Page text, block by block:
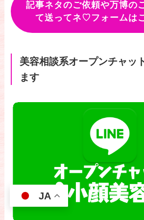
記事ネタのご依頼や万博の
て送ってネ♡フォームは
美容相談系オープンチャッ
ます
JA